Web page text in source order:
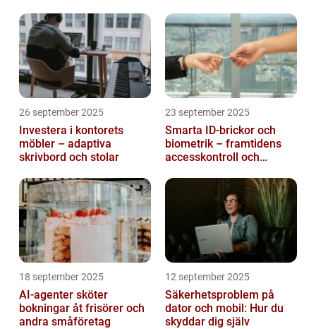
26 september 2025
Investera i kontorets
möbler – adaptiva
skrivbord och stolar
23 september 2025
Smarta ID-brickor och
biometrik – framtidens
accesskontroll och
18 september 2025
AI-agenter sköter
bokningar åt frisörer och
andra småföretag
12 september 2025
Säkerhetsproblem på
dator och mobil: Hur du
skyddar dig själv